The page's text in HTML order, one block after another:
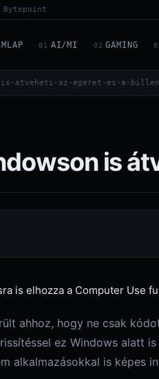
01 AI/MI 02 GAMING
is-atveheti-az-egeret-es-a-
is
is elhozza a Computer Use
ahhoz, hogy ne csak
ez Windows alatt
alkalmazásokkal is képes